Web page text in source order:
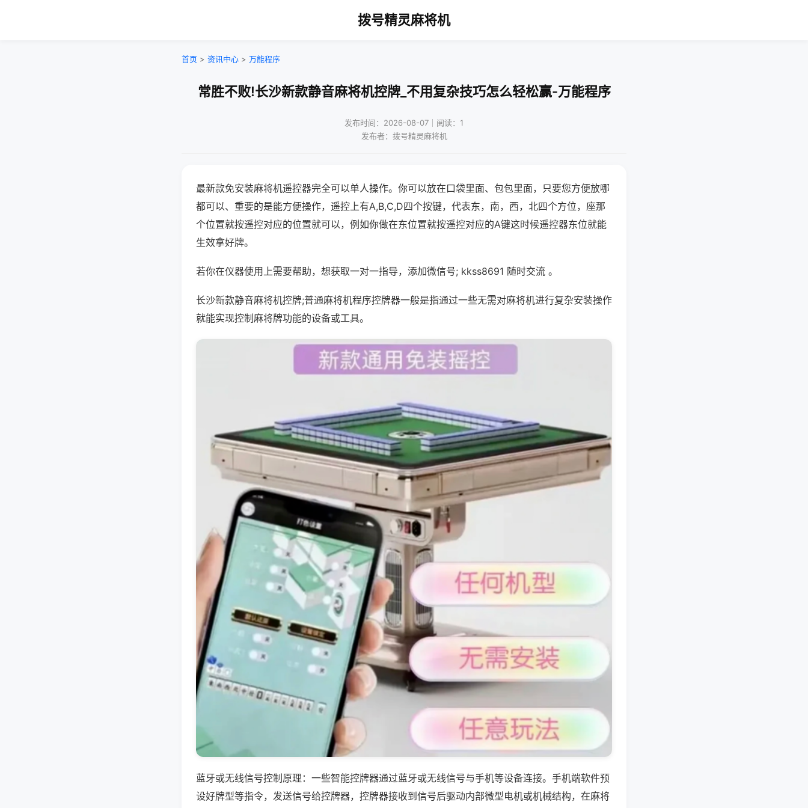
拨号精灵麻将机
首页 > 资讯中心 > 万能程序
常胜不败!长沙新款静音麻将机控牌_不用复杂技巧怎么轻松赢-万能程序
发布时间：2026-08-07｜阅读：1
发布者：拨号精灵麻将机
最新款免安装麻将机遥控器完全可以单人操作。你可以放在口袋里面、包包里面，只要您方便放哪
都可以、重要的是能方便操作，遥控上有A,B,C,D四个按键，代表东，南，西，北四个方位，座那
个位置就按遥控对应的位置就可以，例如你做在东位置就按遥控对应的A键这时候遥控器东位就能
生效拿好牌。
若你在仪器使用上需要帮助，想获取一对一指导，添加微信号; kkss8691 随时交流 。
长沙新款静音麻将机控牌;普通麻将机程序控牌器一般是指通过一些无需对麻将机进行复杂安装操作
就能实现控制麻将牌功能的设备或工具。
蓝牙或无线信号控制原理：一些智能控牌器通过蓝牙或无线信号与手机等设备连接。手机端软件预
设好牌型等指令，发送信号给控牌器，控牌器接收到信号后驱动内部微型电机或机械结构，在麻将